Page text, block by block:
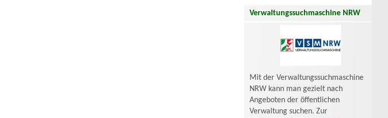
Verwaltungssuchmaschine NRW
Mit der Verwaltungssuchmaschine
NRW kann man gezielt nach
Angeboten der öffentlichen
Verwaltung suchen. Zur